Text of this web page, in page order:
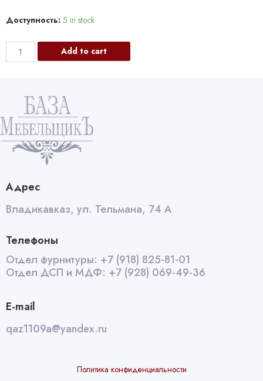
Доступность: 5 in stock
7460
Метабокс
белый
quantity
Add to cart
Адрес
Владикавказ, ул. Тельмана, 74 А
Телефоны
Отдел фурнитуры: +7 (918) 825-81-01
Отдел ДСП и МДФ: +7 (928) 069-49-36
E-mail
qaz1109a@yandex.ru
Политика конфиденциальности